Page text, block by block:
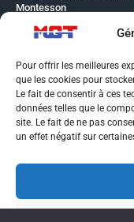
Pour offrir les meilleures
que les cookies pour
Le fait de consentir à ces
données telles que le
site. Le fait de ne pas
un effet négatif sur
Montesson
Telephone:
01 30 53 65 60
Email:
info@mgt-distribution.fr
CONDITIONS
DE VENTE
MENTIONS
MENTIONS